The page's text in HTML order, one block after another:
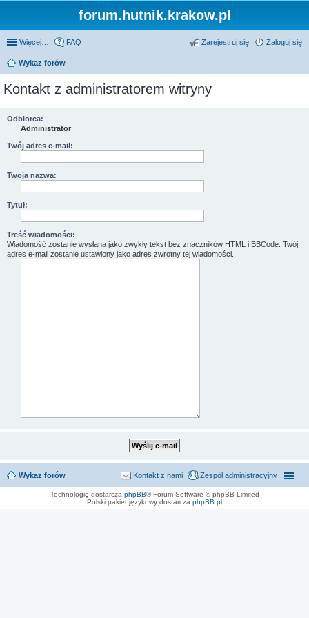
forum.hutnik.krakow.pl
Więcej… FAQ Zaloguj się
Zarejestruj się
Wykaz forów
Kontakt z administratorem witryny
Odbiorca:
Administrator
Twój adres e-mail:
Twoja nazwa:
Tytuł:
Treść wiadomości:
Wiadomość zostanie wysłana jako zwykły tekst bez znaczników HTML i BBCode. Twój
adres e-mail zostanie ustawiony jako adres zwrotny tej wiadomości.
Wykaz forów Zespół administracyjny
Kontakt z nami
Technologię dostarcza phpBB® Forum Software © phpBB Limited
Polski pakiet językowy dostarcza phpBB.pl